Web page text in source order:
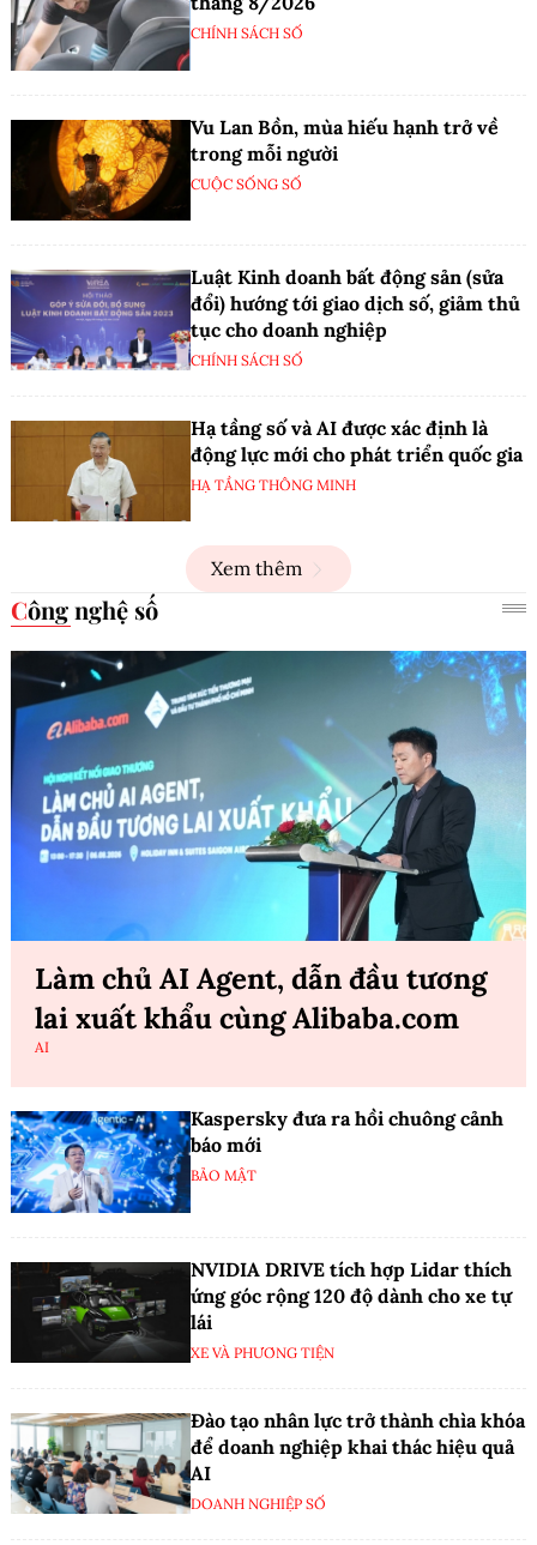
CHÍNH SÁCH SỐ
Vu Lan Bồn, mùa hiếu hạnh trở về
trong mỗi người
CUỘC SỐNG SỐ
Luật Kinh doanh bất động sản (sửa
đổi) hướng tới giao dịch số, giảm thủ
tục cho doanh nghiệp
CHÍNH SÁCH SỐ
Hạ tầng số và AI được xác định là
động lực mới cho phát triển quốc gia
HẠ TẦNG THÔNG MINH
Xem thêm
Công nghệ số
Làm chủ AI Agent, dẫn đầu tương
lai xuất khẩu cùng Alibaba.com
AI
Kaspersky đưa ra hồi chuông cảnh
báo mới
BẢO MẬT
NVIDIA DRIVE tích hợp Lidar thích
ứng góc rộng 120 độ dành cho xe tự
lái
XE VÀ PHƯƠNG TIỆN
Đào tạo nhân lực trở thành chìa khóa
để doanh nghiệp khai thác hiệu quả
AI
DOANH NGHIỆP SỐ